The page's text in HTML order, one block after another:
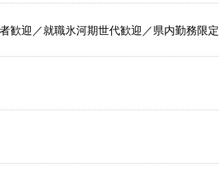
歓迎／就職氷河期世代歓迎／県内勤務限定